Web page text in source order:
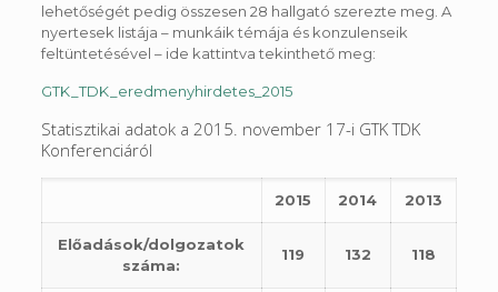
lehetőségét pedig összesen 28 hallgató szerezte meg. A
nyertesek listája – munkáik témája és konzulenseik
feltüntetésével – ide kattintva tekinthető meg:
GTK_TDK_eredmenyhirdetes_2015
Statisztikai adatok a 2015. november 17-i GTK TDK
Konferenciáról
2015 2014 2013
Előadások/dolgozatok
száma:
119 132 118